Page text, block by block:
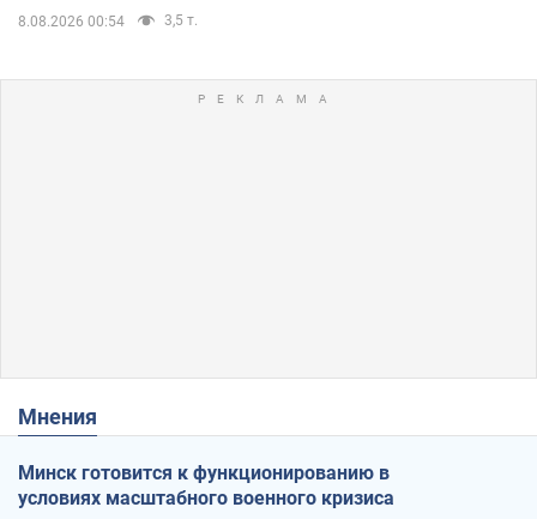
8.08.2026 00:54 3,5 т.
Мнения
Минск готовится к функционированию в
условиях масштабного военного кризиса